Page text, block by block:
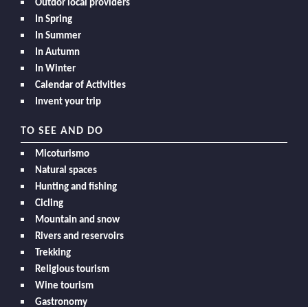
Outdor local providers
In Spring
In Summer
In Autumn
In Winter
Calendar of Activities
Invent your trip
TO SEE AND DO
Micoturismo
Natural spaces
Hunting and fishing
Cicling
Mountain and snow
Rivers and reservoirs
Trekking
Religious tourism
Wine tourism
Gastronomy